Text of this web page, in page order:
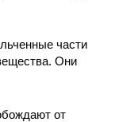
части
Они
от